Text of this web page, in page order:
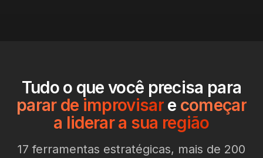
Tudo o que você precisa para
parar de improvisare começar
a liderar a sua região
17 ferramentas estratégicas, mais de 200